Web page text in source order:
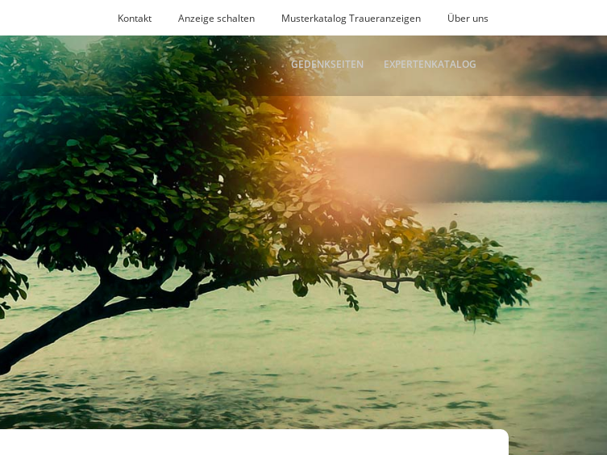
Kontakt Anzeige schalten Musterkatalog Traueranzeigen Über uns
GEDENKSEITEN EXPERTENKATALOG